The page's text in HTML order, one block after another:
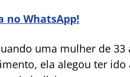
no WhatsApp!
uma mulher de 33
ela alegou ter